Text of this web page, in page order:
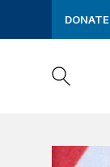
DONATE